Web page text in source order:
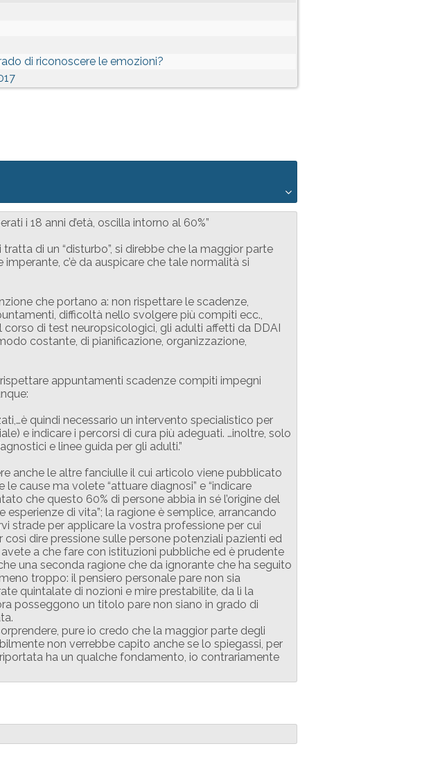
di riconoscere le emozioni?
i 18 anni d’età, oscilla intorno al 60%”
di un “disturbo”, si direbbe che la maggior parte
c’è da auspicare che tale normalità si
che portano a: non rispettare le scadenze,
difficoltà nello svolgere più compiti ecc.,
corso di test neuropsicologici, gli adulti affetti da DDAI
costante, di pianificazione, organizzazione,
appuntamenti scadenze compiti impegni
quindi necessario un intervento specialistico per
e indicare i percorsi di cura più adeguati. …inoltre, solo
e linee guida per gli adulti.”
anche le altre fanciulle il cui articolo viene pubblicato
cause ma volete “attuare diagnosi” e “indicare
che questo 60% di persone abbia in sé l’origine del
di vita”; la ragione è semplice, arrancando
strade per applicare la vostra professione per cui
dire pressione sulle persone potenziali pazienti ed
a che fare con istituzioni pubbliche ed è prudente
una seconda ragione che da ignorante che ha seguito
troppo: il pensiero personale pare non sia
quintalate di nozioni e mire prestabilite, da lì la
posseggono un titolo pare non siano in grado di
pure io credo che la maggior parte degli
non verrebbe capito anche se lo spiegassi, per
ha un qualche fondamento, io contrariamente